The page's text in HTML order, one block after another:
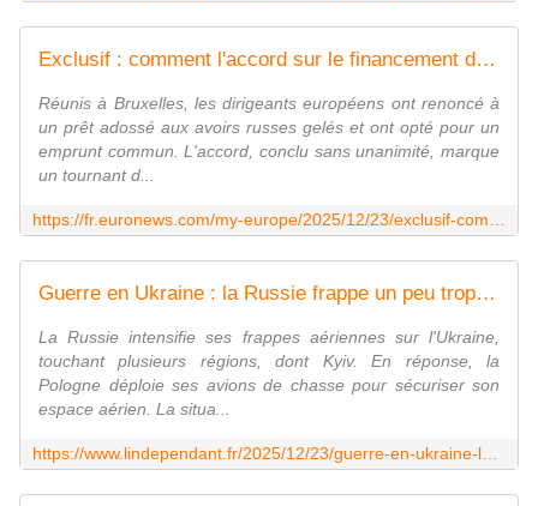
Exclusif : comment l'accord sur le financement des 90 milliards d'euros pour l'Ukraine a été scellé
Réunis à Bruxelles, les dirigeants européens ont renoncé à
un prêt adossé aux avoirs russes gelés et ont opté pour un
emprunt commun. L'accord, conclu sans unanimité, marque
un tournant d...
Guerre en Ukraine : la Russie frappe un peu trop près de la frontière, la Pologne fait décoller ses avions de chasse
La Russie intensifie ses frappes aériennes sur l'Ukraine,
touchant plusieurs régions, dont Kyiv. En réponse, la
Pologne déploie ses avions de chasse pour sécuriser son
espace aérien. La situa...